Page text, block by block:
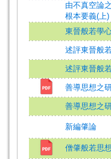
由不真空論
根本要義(上)
東晉般若學
述評東晉般
述評東晉般
善導思想之
善導思想之
新編肇論
僧肇般若思